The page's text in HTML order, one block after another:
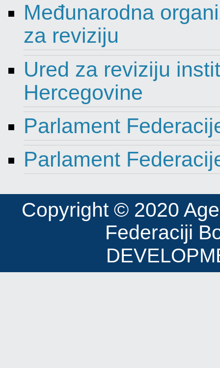
Međunarodna
za reviziju
Ured za reviziju
Hercegovine
Parlament
Parlament
Copyright © 2020
Federaciji